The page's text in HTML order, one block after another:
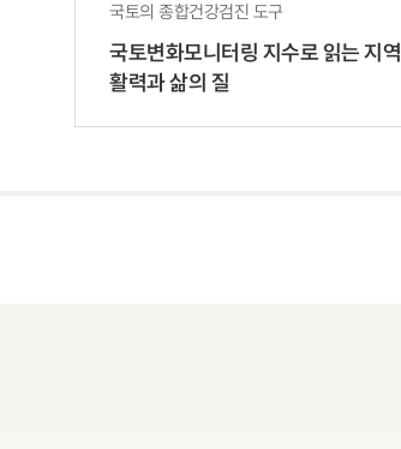
국토의 종합건강검진 도구
국토변화모니터링 지수로 읽는 지역
활력과 삶의 질